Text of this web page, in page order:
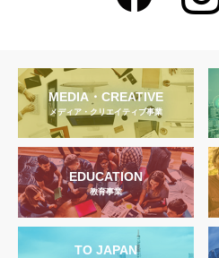
MEDIA・CREATIVE
メディア・クリエイティブ事業
EDUCATION
教育事業
TO JAPAN